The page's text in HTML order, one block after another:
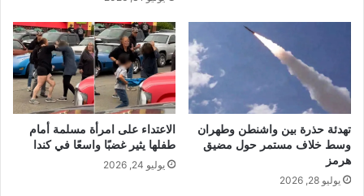
تهدئة حذرة بين واشنطن وطهران
وسط خلاف مستمر حول مضيق
هرمز
يوليو 28, 2026
الاعتداء على امرأة مسلمة أمام
طفلها يثير غضبًا واسعًا في كندا
يوليو 24, 2026